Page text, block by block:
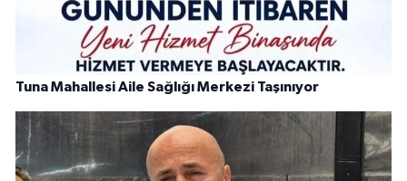
Tuna Mahallesi Aile Sağlığı Merkezi Taşınıyor